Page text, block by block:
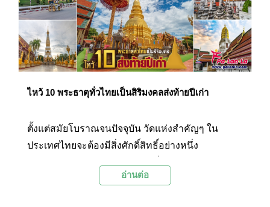
ปากน้ำชุมพรอีกด้วย
ไหว้ 10 พระธาตุทั่วไทยเป็นสิริมงคลส่งท้ายปีเก่า
ตั้งแต่สมัยโบราณจนปัจจุบัน วัดแห่งสำคัญๆ ใน
ประเทศไทยจะต้องมีสิ่งศักดิ์สิทธิ์อย่างหนึ่ง
ของพระพุทธเจ้าและของพระสาวกบรรจุไว้ ก่อนจะ
อ่านต่อ